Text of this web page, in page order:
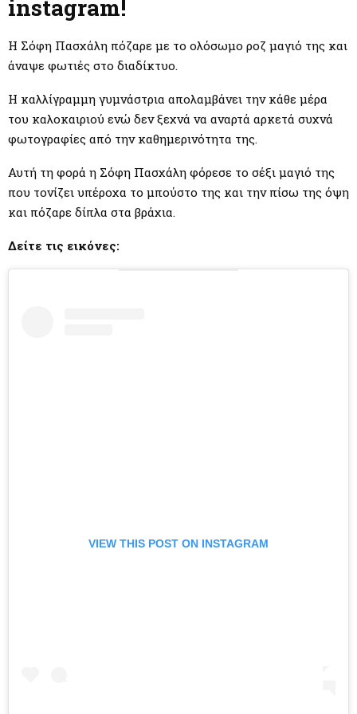
E
U
instagram!
Η Σόφη Πασχάλη πόζαρε με το ολόσωμο ροζ μαγιό της και
άναψε φωτιές στο διαδίκτυο.
Η καλλίγραμμη γυμνάστρια απολαμβάνει την κάθε μέρα
του καλοκαιριού ενώ δεν ξεχνά να αναρτά αρκετά συχνά
φωτογραφίες από την καθημερινότητα της.
Αυτή τη φορά η Σόφη Πασχάλη φόρεσε το σέξι μαγιό της
που τονίζει υπέροχα το μπούστο της και την πίσω της όψη
και πόζαρε δίπλα στα βράχια.
Δείτε τις εικόνες:
VIEW THIS POST ON INSTAGRAM